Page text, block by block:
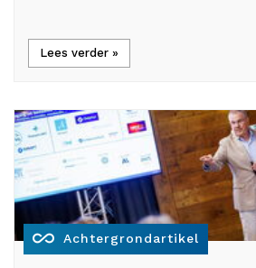
Lees verder »
all_inclusive Achtergrondartikel